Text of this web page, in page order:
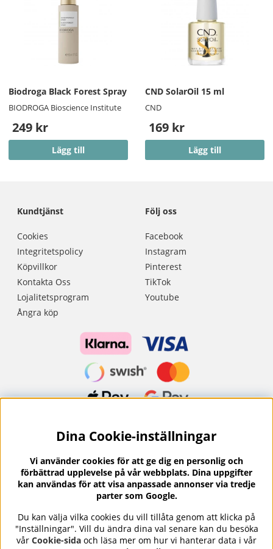
Biodroga Black Forest Spray
BIODROGA Bioscience Institute
249 kr
Lägg till
CND SolarOil 15 ml
CND
169 kr
Lägg till
Kundtjänst
Cookies
Integritetspolicy
Köpvillkor
Kontakta Oss
Lojalitetsprogram
Ångra köp
Följ oss
Facebook
Instagram
Pinterest
TikTok
Youtube
Nyhetsbrev?
I vårt nyhetsbrev får du ta del av nyheter och
erbjudanden.
Se våra omdömen på⭐ Trustpilot
Dina Cookie-inställningar
Vi använder cookies för att ge dig en personlig och
förbättrad upplevelse på vår webbplats. Dina uppgifter
kan användas för att visa anpassade annonser via tredje
parter som Google.
Du kan välja vilka cookies du vill tillåta genom att klicka på
"Inställningar". Vill du ändra dina val senare kan du besöka
vår Cookie-sida och läsa mer om hur vi hanterar data i vår